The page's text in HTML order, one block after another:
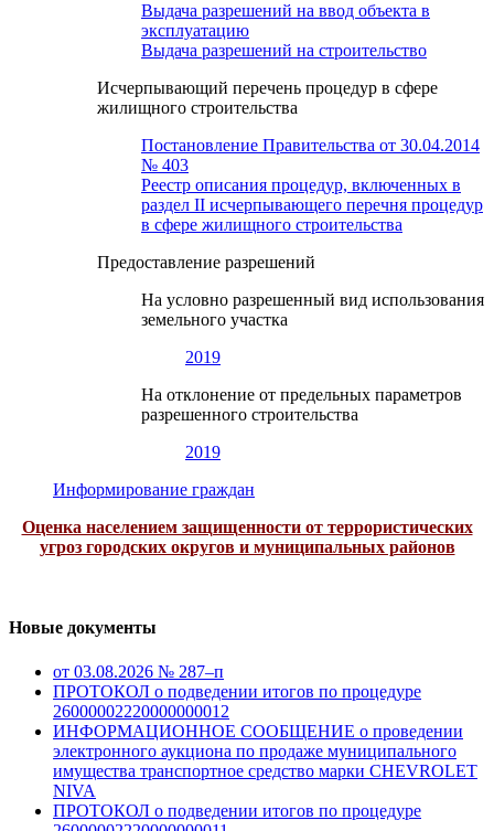
Выдача разрешений на ввод объекта в
эксплуатацию
Выдача разрешений на строительство
Исчерпывающий перечень процедур в сфере
жилищного строительства
Постановление Правительства от 30.04.2014
№ 403
Реестр описания процедур, включенных в
раздел II исчерпывающего перечня процедур
в сфере жилищного строительства
Предоставление разрешений
На условно разрешенный вид использования
земельного участка
2019
На отклонение от предельных параметров
разрешенного строительства
2019
Информирование граждан
Оценка населением защищенности от террористических
угроз городских округов и муниципальных районов
Новые документы
от 03.08.2026 № 287–п
ПРОТОКОЛ о подведении итогов по процедуре
26000002220000000012
ИНФОРМАЦИОННОЕ СООБЩЕНИЕ о проведении
электронного аукциона по продаже муниципального
имущества транспортное средство марки CHEVROLET
NIVA
ПРОТОКОЛ о подведении итогов по процедуре